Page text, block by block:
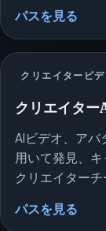
パスを見る
クリエイタービ
クリエイタ
AIビデオ、ア
用いて発見、
クリエイターチ
パスを見る